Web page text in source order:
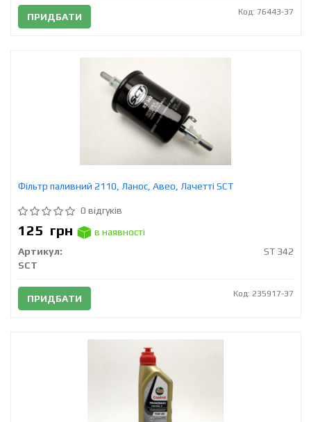
ПРИДБАТИ Код: 76443-37
Фільтр паливний 2110, Ланос, Авео, Лачетті SCT
0 відгуків
125 грн
в наявності
Артикул:
ST 342
SCT
ПРИДБАТИ Код: 235917-37